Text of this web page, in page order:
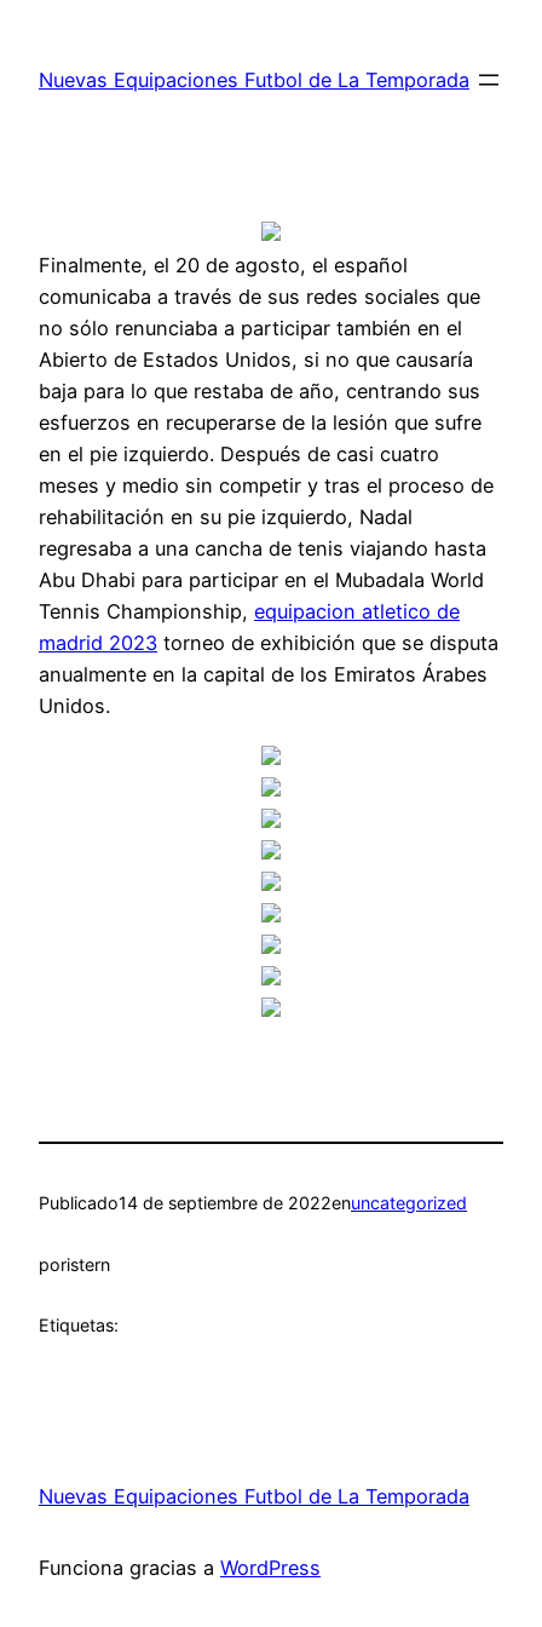
contenido
Nuevas Equipaciones Futbol de La Temporada
Finalmente, el 20 de agosto, el español
comunicaba a través de sus redes sociales que
no sólo renunciaba a participar también en el
Abierto de Estados Unidos, si no que causaría
baja para lo que restaba de año, centrando sus
esfuerzos en recuperarse de la lesión que sufre
en el pie izquierdo. Después de casi cuatro
meses y medio sin competir y tras el proceso de
rehabilitación en su pie izquierdo, Nadal
regresaba a una cancha de tenis viajando hasta
Abu Dhabi para participar en el Mubadala World
Tennis Championship, equipacion atletico de
madrid 2023 torneo de exhibición que se disputa
anualmente en la capital de los Emiratos Árabes
Unidos.
Publicado14 de septiembre de 2022enuncategorized
poristern
Etiquetas:
Nuevas Equipaciones Futbol de La Temporada
Funciona gracias a WordPress